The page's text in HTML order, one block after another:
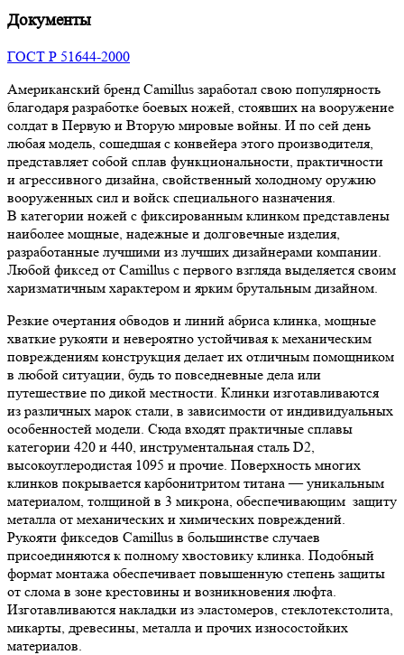
Документы
ГОСТ Р 51644-2000
Американский бренд Camillus заработал свою популярность
благодаря разработке боевых ножей, стоявших на вооружение
солдат в Первую и Вторую мировые войны. И по сей день
любая модель, сошедшая с конвейера этого производителя,
представляет собой сплав функциональности, практичности
и агрессивного дизайна, свойственный холодному оружию
вооруженных сил и войск специального назначения.
В категории ножей с фиксированным клинком представлены
наиболее мощные, надежные и долговечные изделия,
разработанные лучшими из лучших дизайнерами компании.
Любой фиксед от Camillus с первого взгляда выделяется своим
харизматичным характером и ярким брутальным дизайном.
Резкие очертания обводов и линий абриса клинка, мощные
хваткие рукояти и невероятно устойчивая к механическим
повреждениям конструкция делает их отличным помощником
в любой ситуации, будь то повседневные дела или
путешествие по дикой местности. Клинки изготавливаются
из различных марок стали, в зависимости от индивидуальных
особенностей модели. Сюда входят практичные сплавы
категории 420 и 440, инструментальная сталь D2,
высокоуглеродистая 1095 и прочие. Поверхность многих
клинков покрывается карбонитритом титана — уникальным
материалом, толщиной в 3 микрона, обеспечивающим защиту
металла от механических и химических повреждений.
Рукояти фикседов Camillus в большинстве случаев
присоединяются к полному хвостовику клинка. Подобный
формат монтажа обеспечивает повышенную степень защиты
от слома в зоне крестовины и возникновения люфта.
Изготавливаются накладки из эластомеров, стеклотекстолита,
микарты, древесины, металла и прочих износостойких
материалов.